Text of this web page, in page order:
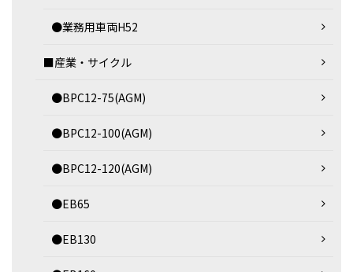
●業務用車両H52
■産業・サイクル
●BPC12-75(AGM)
●BPC12-100(AGM)
●BPC12-120(AGM)
●EB65
●EB130